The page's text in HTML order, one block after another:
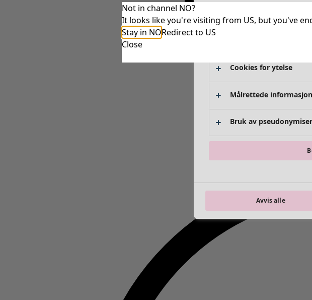
Not in channel NO?
It looks like you're visiting from US, but you've
Stay in NORedirect to US
Close
Helt nødvendige
Cookies for ytelse
Målrettede
Bruk av
Avvis alle